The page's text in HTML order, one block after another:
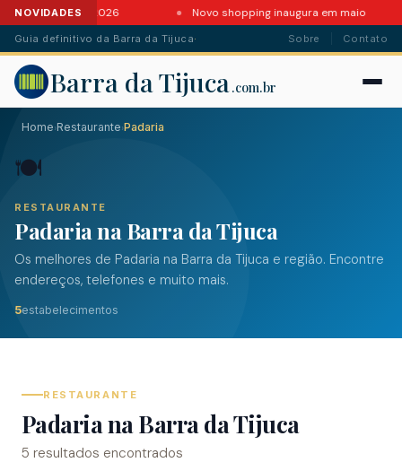
NOVIDADES
da Barra em 2026 Novo shopping inaugura em maio
Guia definitivo da Barra da Tijuca· Sobre Contato
Barra da Tijuca .com.br
Home›Restaurante›Padaria
🍽️
RESTAURANTE
Padaria na Barra da Tijuca
Os melhores de Padaria na Barra da Tijuca e região. Encontre
endereços, telefones e muito mais.
5estabelecimentos
RESTAURANTE
Padaria na Barra da Tijuca
5 resultados encontrados